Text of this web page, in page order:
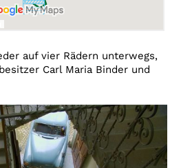
auf vier Rädern unterwegs,
Carl Maria Binder und